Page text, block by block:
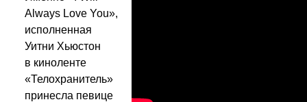
Always Love You»,
исполненная
Уитни Хьюстон
в киноленте
«Телохранитель»
принесла певице